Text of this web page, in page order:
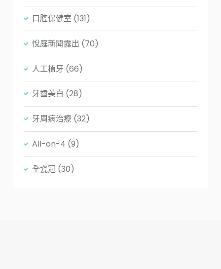
口腔保健室 (131)
悅庭新聞露出 (70)
人工植牙 (66)
牙齒美白 (28)
牙周病治療 (32)
All-on-4 (9)
全瓷冠 (30)